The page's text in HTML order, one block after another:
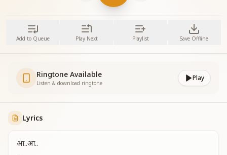
Add to Queue Play Next Playlist Save Offline
Ringtone Available
Listen & download ringtone
Play
Lyrics
आ..आ..